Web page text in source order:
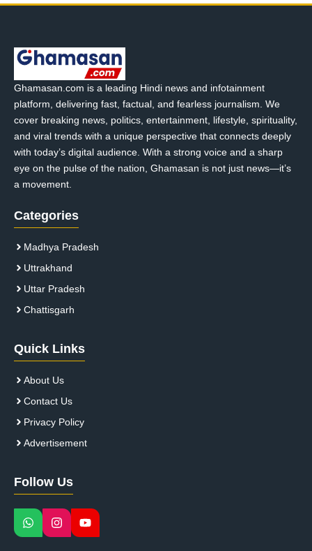
Ghamasan.com is a leading Hindi news and infotainment
platform, delivering fast, factual, and fearless journalism. We
cover breaking news, politics, entertainment, lifestyle, spirituality,
and viral trends with a unique perspective that connects deeply
with today’s digital audience. With a strong voice and a sharp
eye on the pulse of the nation, Ghamasan is not just news—it’s
a movement.
Categories
Madhya Pradesh
Uttrakhand
Uttar Pradesh
Chattisgarh
Quick Links
About Us
Contact Us
Privacy Policy
Advertisement
Follow Us